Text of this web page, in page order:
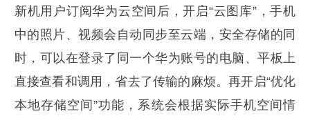
新机用户订阅华为云空间后，开启“云图库”，手机
中的照片、视频会自动同步至云端，安全存储的同
时，可以在登录了同一个华为账号的电脑、平板上
直接查看和调用，省去了传输的麻烦。再开启“优化
本地存储空间”功能，系统会根据实际手机空间情